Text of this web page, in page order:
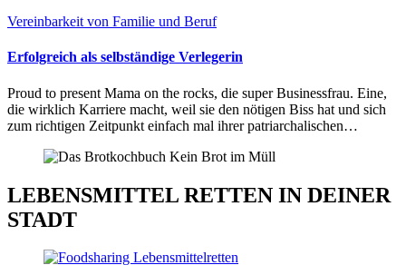
Vereinbarkeit von Familie und Beruf
Erfolgreich als selbständige Verlegerin
Proud to present Mama on the rocks, die super Businessfrau. Eine,
die wirklich Karriere macht, weil sie den nötigen Biss hat und sich
zum richtigen Zeitpunkt einfach mal ihrer patriarchalischen…
LEBENSMITTEL RETTEN IN DEINER
STADT